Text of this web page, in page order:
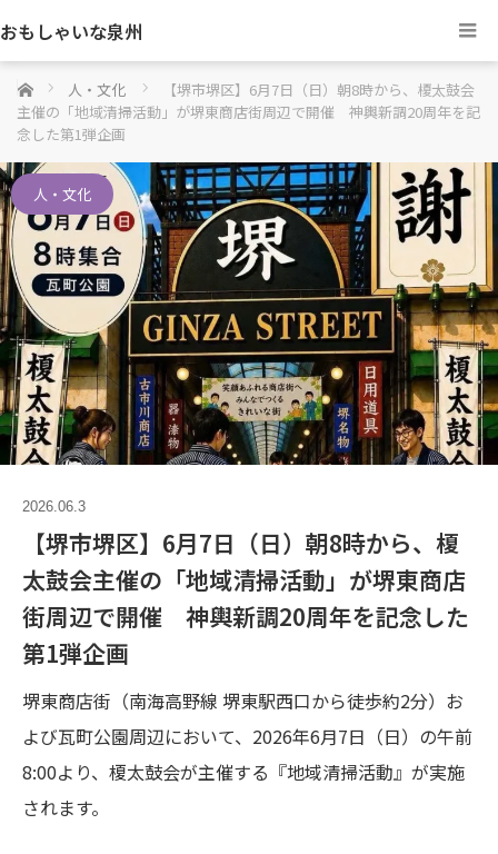
おもしゃいな泉州
ホーム 人・文化
【堺市堺区】6月7日（日）朝8時から、榎太鼓会
主催の「地域清掃活動」が堺東商店街周辺で開催 神輿新調20周年を記
念した第1弾企画
人・文化
2026.06.3
【堺市堺区】6月7日（日）朝8時から、榎
太鼓会主催の「地域清掃活動」が堺東商店
街周辺で開催 神輿新調20周年を記念した
第1弾企画
堺東商店街（南海高野線 堺東駅西口から徒歩約2分）お
よび瓦町公園周辺において、2026年6月7日（日）の午前
8:00より、榎太鼓会が主催する『地域清掃活動』が実施
されます。